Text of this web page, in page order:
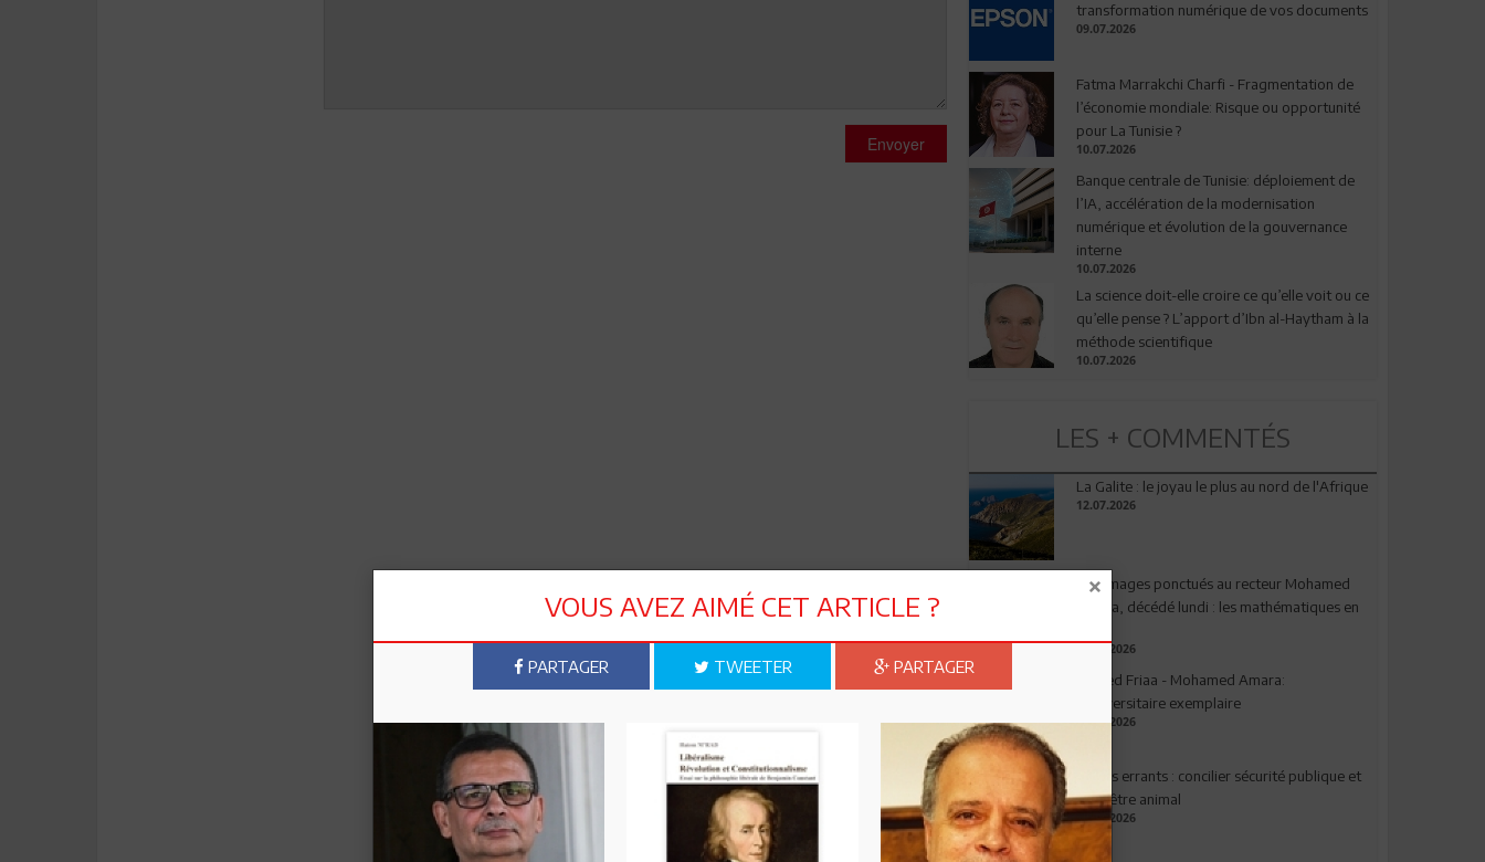
Envoyer
transformation numérique de vos documents
09.07.2026
Fatma Marrakchi Charfi - Fragmentation de
l’économie mondiale: Risque ou opportunité
pour La Tunisie ?
10.07.2026
Banque centrale de Tunisie: déploiement de
l’IA, accélération de la modernisation
numérique et évolution de la gouvernance
interne
10.07.2026
La science doit-elle croire ce qu’elle voit ou ce
qu’elle pense ? L’apport d’Ibn al-Haytham à la
méthode scientifique
10.07.2026
LES + COMMENTÉS
La Galite : le joyau le plus au nord de l'Afrique
12.07.2026
Hommages ponctués au recteur Mohamed
Amara, décédé lundi : les mathématiques en
03.08.2026
Ahmed Friaa - Mohamed Amara:
l’Universitaire exemplaire
04.08.2026
Chiens errants : concilier sécurité publique et
bien-être animal
17.07.2026
VOUS AVEZ AIMÉ CET ARTICLE ?
PARTAGER TWEETER PARTAGER